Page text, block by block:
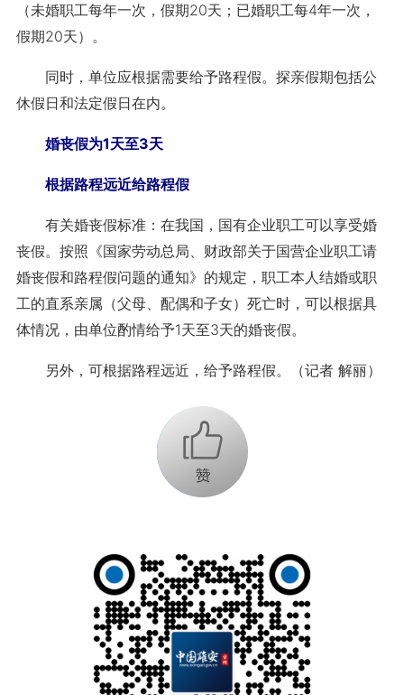
（未婚职工每年一次，假期20天；已婚职工每4年一次，
假期20天）。
同时，单位应根据需要给予路程假。探亲假期包括公
休假日和法定假日在内。
婚丧假为1天至3天
根据路程远近给路程假
有关婚丧假标准：在我国，国有企业职工可以享受婚
丧假。按照《国家劳动总局、财政部关于国营企业职工请
婚丧假和路程假问题的通知》的规定，职工本人结婚或职
工的直系亲属（父母、配偶和子女）死亡时，可以根据具
体情况，由单位酌情给予1天至3天的婚丧假。
另外，可根据路程远近，给予路程假。 （记者 解丽）
+1